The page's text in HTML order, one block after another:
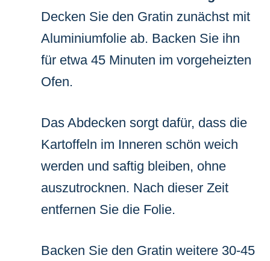
Decken Sie den Gratin zunächst mit
Aluminiumfolie ab. Backen Sie ihn
für etwa 45 Minuten im vorgeheizten
Ofen.
Das Abdecken sorgt dafür, dass die
Kartoffeln im Inneren schön weich
werden und saftig bleiben, ohne
auszutrocknen. Nach dieser Zeit
entfernen Sie die Folie.
Backen Sie den Gratin weitere 30-45